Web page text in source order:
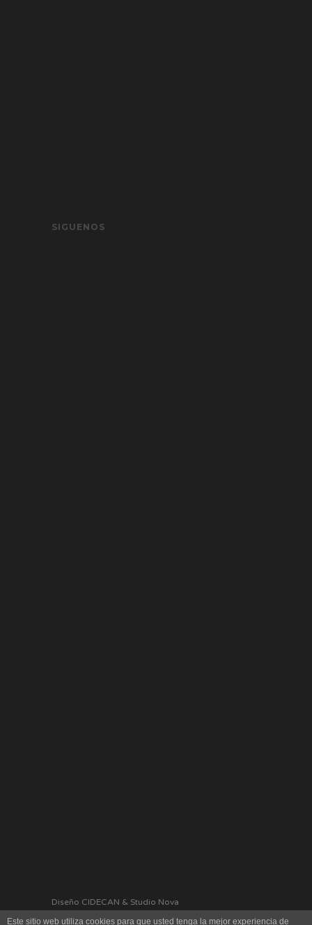
SIGUENOS
Diseño CIDECAN & Studio Nova
Este sitio web utiliza cookies para que usted tenga la mejor experiencia de